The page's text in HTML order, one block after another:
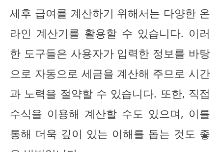
세후 급여를 계산하기 위해서는 다양한 온
라인 계산기를 활용할 수 있습니다. 이러
한 도구들은 사용자가 입력한 정보를 바탕
으로 자동으로 세금을 계산해 주므로 시간
과 노력을 절약할 수 있습니다. 또한, 직접
수식을 이용해 계산할 수도 있으며, 이를
통해 더욱 깊이 있는 이해를 돕는 것도 좋